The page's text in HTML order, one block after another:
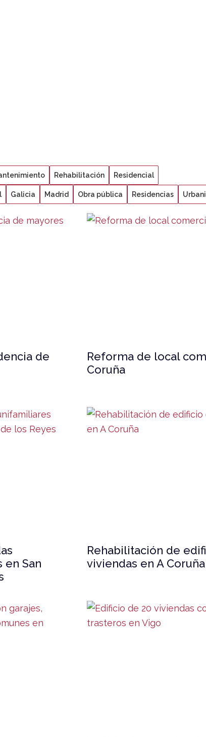
Rehabilitación Residencial
Galicia Madrid Obra pública Residencias
de
Reforma de local
Coruña
en San
Rehabilitación de
viviendas en A Coruña